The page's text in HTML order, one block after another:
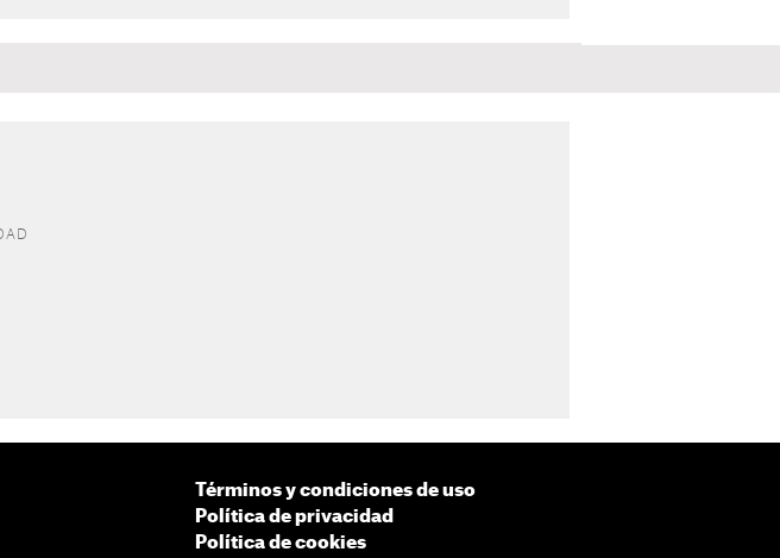
Términos y condiciones de uso
Política de privacidad
Política de cookies